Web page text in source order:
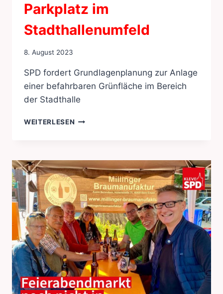
Parkplatz im
Stadthallenumfeld
8. August 2023
SPD fordert Grundlagenplanung zur Anlage
einer befahrbaren Grünfläche im Bereich
der Stadthalle
WEITERLESEN KLIMAORIENTIERTER